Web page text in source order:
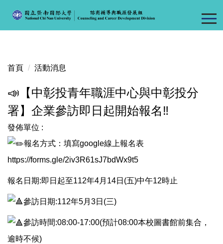
主
容
首頁 活動消息
📣【中彰投青年職涯中心與中彰投分
署】企業參訪即日起開始報名‼️
發佈單位 :
報名方式：填寫google線上報名表
https://forms.gle/2iv3R61sJ7bdWx9t5
報名日期:即日起至112年4月14日(五)中午12時止
參訪日期:112年5月3日(三)
參訪時間:08:00-17:00(預計08:00本校圖書館前集合，
逾時不候)